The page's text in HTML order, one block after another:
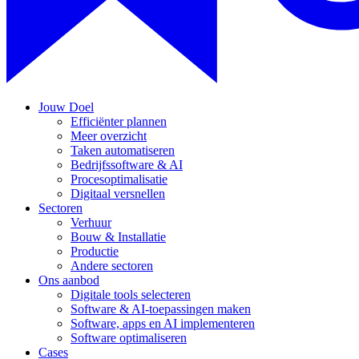
Jouw Doel
Efficiënter plannen
Meer overzicht
Taken automatiseren
Bedrijfssoftware & AI
Procesoptimalisatie
Digitaal versnellen
Sectoren
Verhuur
Bouw & Installatie
Productie
Andere sectoren
Ons aanbod
Digitale tools selecteren
Software & AI-toepassingen maken
Software, apps en AI implementeren
Software optimaliseren
Cases